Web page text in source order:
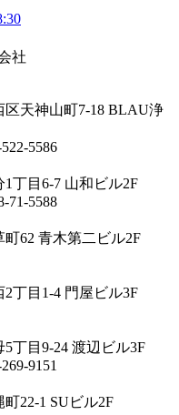
区天神山町7-18 BLAU浄
5586
1丁目6-7 山和ビル2F
71-5588
町62 青木第二ビル2F
2丁目1-4 門屋ビル3F
丁目9-24 渡辺ビル3F
9151
22-1 SUビル2F